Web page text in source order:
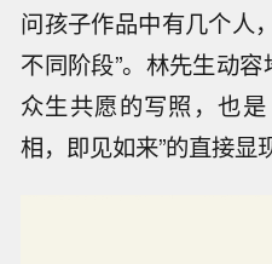
问孩子作品中有几个人
不同阶段”。林先生动容
众生共愿的写照，也
相，即见如来”的直接显